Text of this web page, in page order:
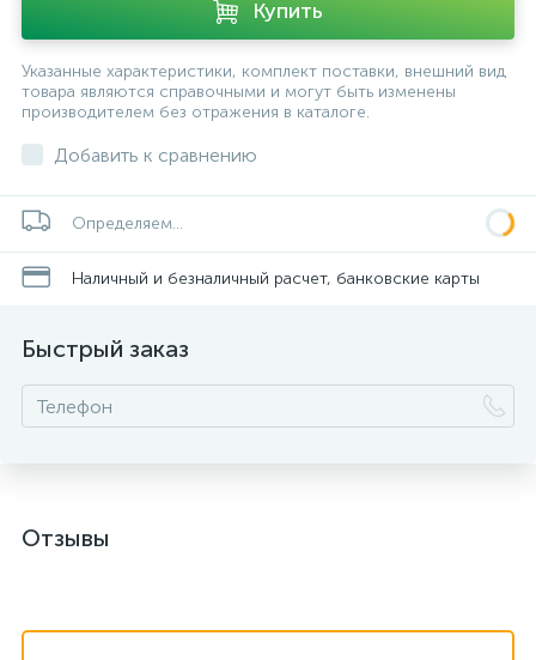
Купить
Указанные характеристики, комплект поставки, внешний вид
товара являются справочными и могут быть изменены
производителем без отражения в каталоге.
Добавить к сравнению
Определяем...
Наличный и безналичный расчет, банковские карты
Быстрый заказ
Отзывы